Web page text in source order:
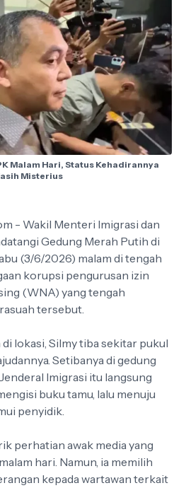
Malam Hari, Status Kehadirannya
Misterius
- Wakil Menteri Imigrasi dan
Gedung Merah Putih di
(3/6/2026) malam di tengah
korupsi pengurusan izin
(WNA) yang tengah
tersebut.
lokasi, Silmy tiba sekitar pukul
Setibanya di gedung
Imigrasi itu langsung
buku tamu, lalu menuju
penyidik.
perhatian awak media yang
hari. Namun, ia memilih
kepada wartawan terkait